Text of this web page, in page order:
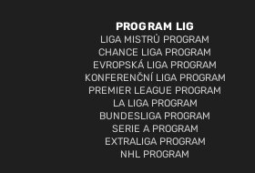
PROGRAM LIG
LIGA MISTRŮ PROGRAM
CHANCE LIGA PROGRAM
EVROPSKÁ LIGA PROGRAM
KONFERENČNÍ LIGA PROGRAM
PREMIER LEAGUE PROGRAM
LA LIGA PROGRAM
BUNDESLIGA PROGRAM
SERIE A PROGRAM
EXTRALIGA PROGRAM
NHL PROGRAM